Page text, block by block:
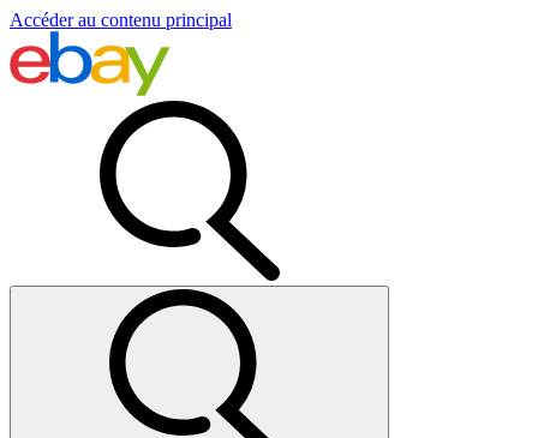
Accéder au contenu principal